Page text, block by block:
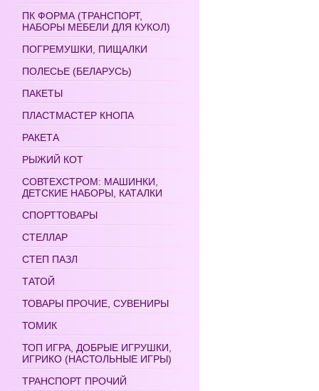
ПК ФОРМА (ТРАНСПОРТ,
НАБОРЫ МЕБЕЛИ ДЛЯ КУКОЛ)
ПОГРЕМУШКИ, ПИЩАЛКИ
ПОЛЕСЬЕ (БЕЛАРУСЬ)
ПАКЕТЫ
ПЛАСТМАСТЕР КНОПА
РАКЕТА
РЫЖИЙ КОТ
СОВТЕХСТРОМ: МАШИНКИ,
ДЕТСКИЕ НАБОРЫ, КАТАЛКИ
СПОРТТОВАРЫ
СТЕЛЛАР
СТЕП ПАЗЛ
ТАТОЙ
ТОВАРЫ ПРОЧИЕ, СУВЕНИРЫ
ТОМИК
ТОП ИГРА, ДОБРЫЕ ИГРУШКИ,
ИГРИКО (НАСТОЛЬНЫЕ ИГРЫ)
ТРАНСПОРТ ПРОЧИЙ